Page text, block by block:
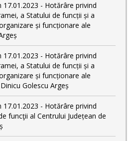
17.01.2023 - Hotărâre privind
a Statului de funcții și a
și funcționare ale
17.01.2023 - Hotărâre privind
a Statului de funcții și a
și funcționare ale
Golescu Argeș
17.01.2023 - Hotărâre privind
funcţii al Centrului Județean de